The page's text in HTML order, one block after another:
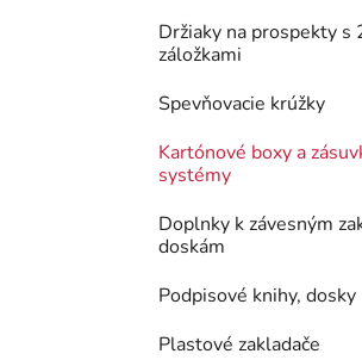
Držiaky na prospekty s
záložkami
Spevňovacie krúžky
Kartónové boxy a
systémy
Doplnky k závesným
doskám
Podpisové knihy, dosky
Plastové zakladače